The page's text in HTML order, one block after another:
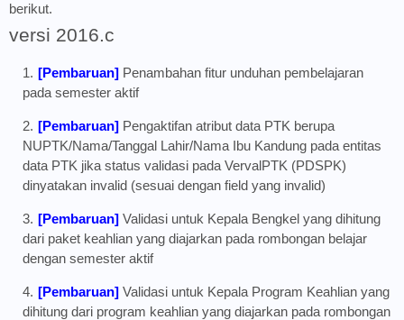
berikut.
versi 2016.c
[Pembaruan] Penambahan fitur unduhan pembelajaran
pada semester aktif
[Pembaruan] Pengaktifan atribut data PTK berupa
NUPTK/Nama/Tanggal Lahir/Nama Ibu Kandung pada entitas
data PTK jika status validasi pada VervalPTK (PDSPK)
dinyatakan invalid (sesuai dengan field yang invalid)
[Pembaruan] Validasi untuk Kepala Bengkel yang dihitung
dari paket keahlian yang diajarkan pada rombongan belajar
dengan semester aktif
[Pembaruan] Validasi untuk Kepala Program Keahlian yang
dihitung dari program keahlian yang diajarkan pada rombongan